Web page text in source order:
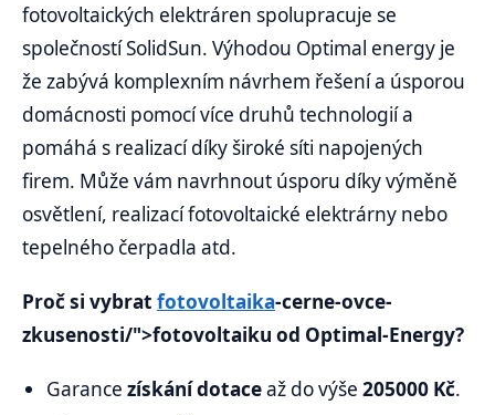
fotovoltaických elektráren spolupracuje se
společností SolidSun. Výhodou Optimal energy je
že zabývá komplexním návrhem řešení a úsporou
domácnosti pomocí více druhů technologií a
pomáhá s realizací díky široké síti napojených
firem. Může vám navrhnout úsporu díky výměně
osvětlení, realizací fotovoltaické elektrárny nebo
tepelného čerpadla atd.
Proč si vybrat fotovoltaika-cerne-ovce-
zkusenosti/">fotovoltaiku od Optimal-Energy?
Garancezískání dotaceaž do výše205000 Kč.